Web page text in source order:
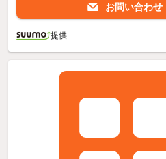
お問い合わせ
提供